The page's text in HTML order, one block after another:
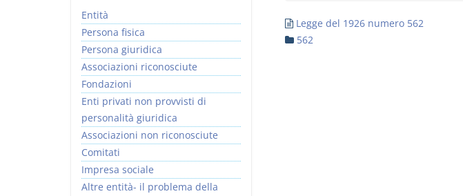
Legge del 1926 numero 562
562
Entità
Persona fisica
Persona giuridica
Associazioni riconosciute
Fondazioni
Enti privati non provvisti di
personalità giuridica
Associazioni non riconosciute
Comitati
Impresa sociale
Altre entità- il problema della